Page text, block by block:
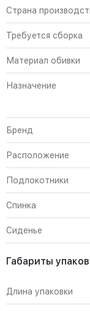
Страна
Требуется сборка
Материал обивки
Назначение
Бренд
Расположение
Подлокотники
Спинка
Сиденье
Габариты
Длина упаковки